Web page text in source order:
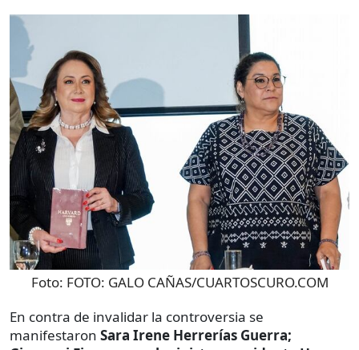
Foto: FOTO: GALO CAÑAS/CUARTOSCURO.COM
En contra de invalidar la controversia se
manifestaron Sara Irene Herrerías Guerra;